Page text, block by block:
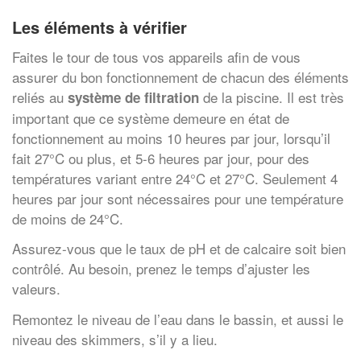
Les éléments à vérifier
Faites le tour de tous vos appareils afin de vous
assurer du bon fonctionnement de chacun des éléments
reliés au système de filtration de la piscine. Il est très
important que ce système demeure en état de
fonctionnement au moins 10 heures par jour, lorsqu’il
fait 27°C ou plus, et 5-6 heures par jour, pour des
températures variant entre 24°C et 27°C. Seulement 4
heures par jour sont nécessaires pour une température
de moins de 24°C.
Assurez-vous que le taux de pH et de calcaire soit bien
contrôlé. Au besoin, prenez le temps d’ajuster les
valeurs.
Remontez le niveau de l’eau dans le bassin, et aussi le
niveau des skimmers, s’il y a lieu.